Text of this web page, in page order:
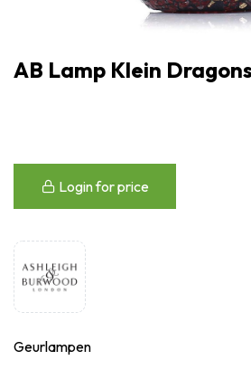
AB Lamp Klein
Login for price
Geurlampen